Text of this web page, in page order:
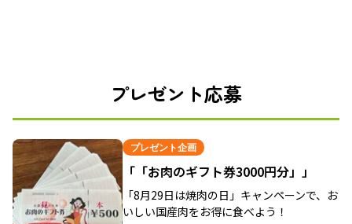
プレゼント応募
プレゼント企画
「「お肉のギフト券3000円分」」
「8月29日は焼肉の日」キャンペーンで、お
いしい国産肉をお得に食べよう！